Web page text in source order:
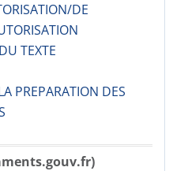
DE
TEXTE
PREPARATION DES